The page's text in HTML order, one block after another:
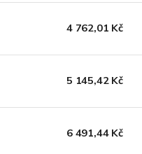
4 762,01 Kč
5 145,42 Kč
6 491,44 Kč